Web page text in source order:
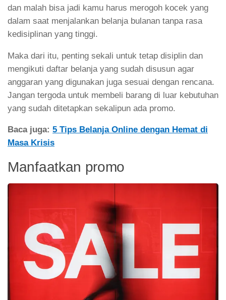
dan malah bisa jadi kamu harus merogoh kocek yang
dalam saat menjalankan belanja bulanan tanpa rasa
kedisiplinan yang tinggi.
Maka dari itu, penting sekali untuk tetap disiplin dan
mengikuti daftar belanja yang sudah disusun agar
anggaran yang digunakan juga sesuai dengan rencana.
Jangan tergoda untuk membeli barang di luar kebutuhan
yang sudah ditetapkan sekalipun ada promo.
Baca juga: 5 Tips Belanja Online dengan Hemat di
Masa Krisis
Manfaatkan promo